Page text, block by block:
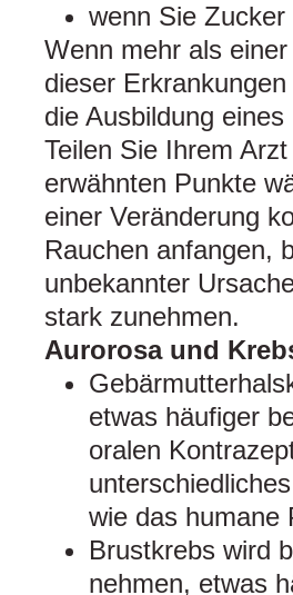
wenn Sie
Wenn mehr als
dieser
die Ausbildung
Teilen Sie Ihrem
erwähnten Punkte
einer Veränderung
Rauchen anfangen,
unbekannter
stark zunehmen.
Aurorosa und
etwas häufiger
oralen
wie das humane
Brustkrebs wird
nehmen, etwas